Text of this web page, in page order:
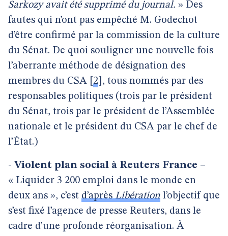
Sarkozy avait été supprimé du journal. » Des
fautes qui n’ont pas empêché M. Godechot
d’être confirmé par la commission de la culture
du Sénat. De quoi souligner une nouvelle fois
l’aberrante méthode de désignation des
membres du CSA 2 , tous nommés par des
responsables politiques (trois par le président
du Sénat, trois par le président de l’Assemblée
nationale et le président du CSA par le chef de
l’État.)
- Violent plan social à Reuters France –
« Liquider 3 200 emploi dans le monde en
deux ans », c’est d’aprèsLibération l’objectif que
s’est fixé l’agence de presse Reuters, dans le
cadre d’une profonde réorganisation. À